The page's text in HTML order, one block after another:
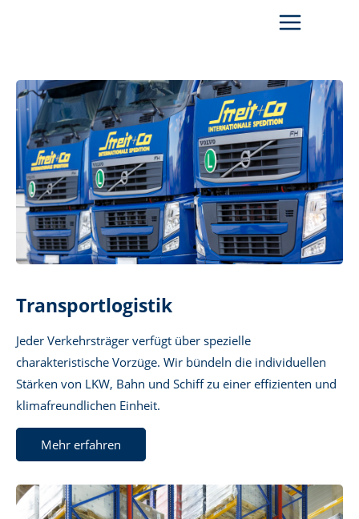
Transportlogistik
Jeder Verkehrsträger verfügt über spezielle
charakteristische Vorzüge. Wir bündeln die individuellen
Stärken von LKW, Bahn und Schiff zu einer effizienten und
klimafreundlichen Einheit.
Mehr erfahren